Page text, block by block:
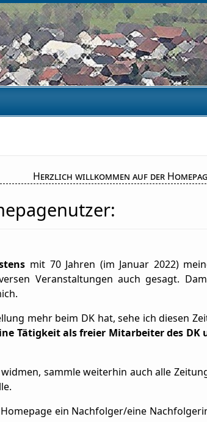
Herzlich willkommen auf der
mit 70 Jahren (im Januar 2022)
Veranstaltungen auch gesagt.
mehr beim DK hat, sehe ich diesen
Tätigkeit als freier Mitarbeiter des DK
sammle weiterhin auch alle
ein Nachfolger/eine